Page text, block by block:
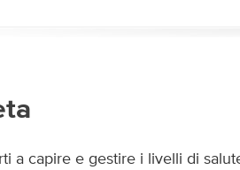
a capire e gestire i livelli di